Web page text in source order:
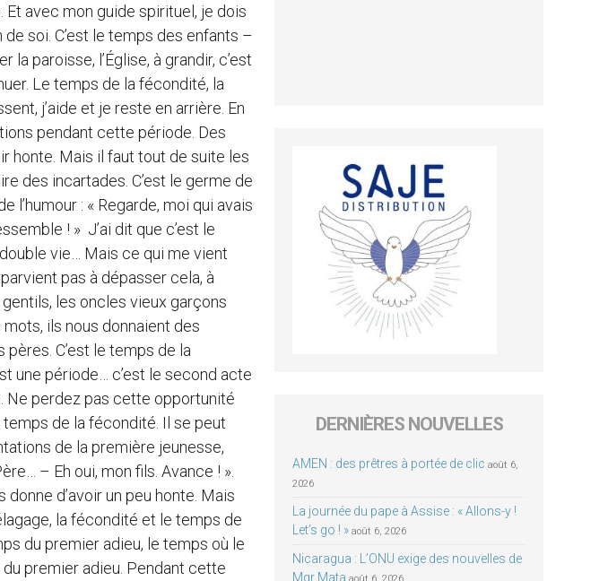
Et avec mon guide spirituel, je dois
soi. C’est le temps des enfants –
paroisse, l’Église, à grandir, c’est
Le temps de la fécondité, la
j’aide et je reste en arrière. En
pendant cette période. Des
honte. Mais il faut tout de suite les
des incartades. C’est le germe de
l’humour : « Regarde, moi qui avais
! » J’ai dit que c’est le
vie… Mais ce qui me vient
pas à dépasser cela, à
les oncles vieux garçons
ils nous donnaient des
C’est le temps de la
une période… c’est le second acte
Ne perdez pas cette opportunité
de la fécondité. Il se peut
de la première jeunesse,
– Eh oui, mon fils. Avance ! ».
d’avoir un peu honte. Mais
la fécondité et le temps de
du premier adieu, le temps où le
premier adieu. Pendant cette
DERNIÈRES NOUVELLES
AMEN : des prêtres à portée de clic août 6,
2026
La journée du pape à Assise : « Allons-y !
Let’s go ! » août 6, 2026
Nicaragua : L’ONU exige des nouvelles de
Mgr Mata